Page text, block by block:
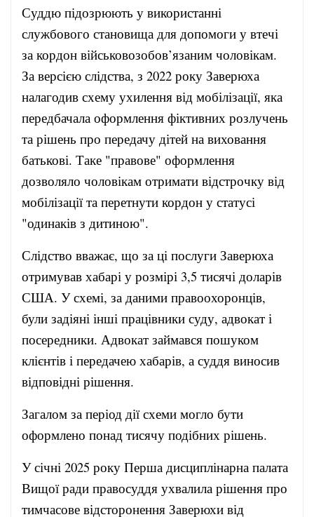
Суддю підозрюють у використанні
службового становища для допомоги у втечі
за кордон військовозобов’язаним чоловікам.
За версією слідства, з 2022 року Заверюха
налагодив схему ухилення від мобілізації, яка
передбачала оформлення фіктивних розлучень
та рішень про передачу дітей на виховання
батькові. Таке "правове" оформлення
дозволяло чоловікам отримати відстрочку від
мобілізації та перетнути кордон у статусі
"одинаків з дитиною".
Слідство вважає, що за ці послуги Заверюха
отримував хабарі у розмірі 3,5 тисячі доларів
США. У схемі, за даними правоохоронців,
були задіяні інші працівники суду, адвокат і
посередники. Адвокат займався пошуком
клієнтів і передачею хабарів, а суддя виносив
відповідні рішення.
Загалом за період дії схеми могло бути
оформлено понад тисячу подібних рішень.
У січні 2025 року Перша дисциплінарна палата
Вищої ради правосуддя ухвалила рішення про
тимчасове відсторонення Заверюхи від